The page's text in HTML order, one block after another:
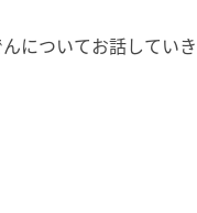
についてお話してい